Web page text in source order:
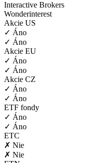
Interactive Brokers
Wonderinterest
Akcie US
✓ Áno
✓ Áno
Akcie EU
✓ Áno
✓ Áno
Akcie CZ
✓ Áno
✓ Áno
ETF fondy
✓ Áno
✓ Áno
ETC
✗ Nie
✗ Nie